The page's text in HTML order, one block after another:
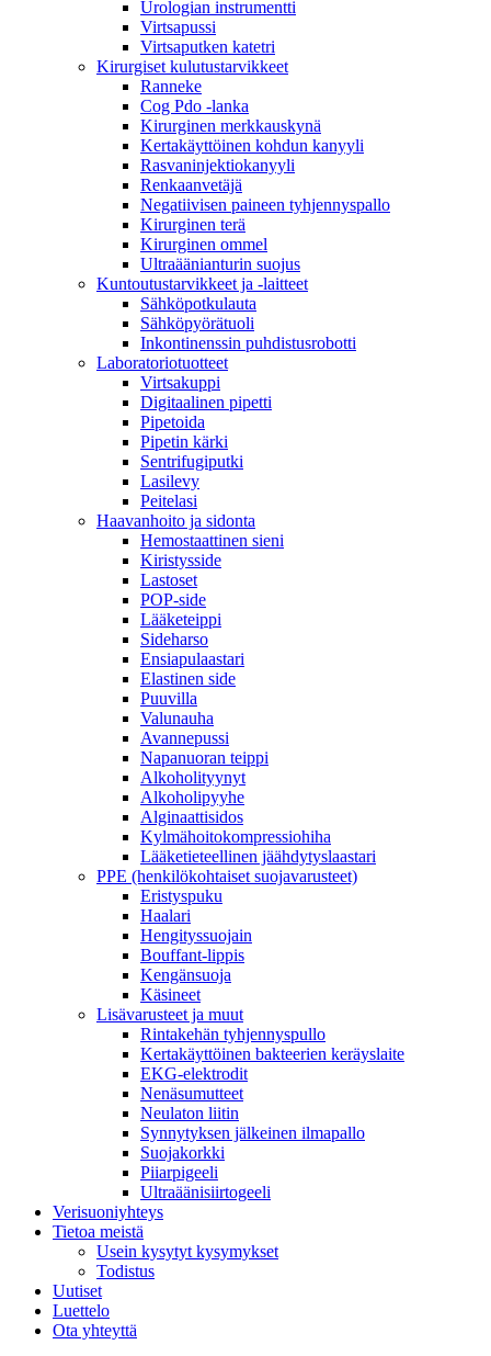
Urologian instrumentti
Virtsapussi
Virtsaputken katetri
Kirurgiset kulutustarvikkeet
Ranneke
Cog Pdo -lanka
Kirurginen merkkauskynä
Kertakäyttöinen kohdun kanyyli
Rasvaninjektiokanyyli
Renkaanvetäjä
Negatiivisen paineen tyhjennyspallo
Kirurginen terä
Kirurginen ommel
Ultraäänianturin suojus
Kuntoutustarvikkeet ja -laitteet
Sähköpotkulauta
Sähköpyörätuoli
Inkontinenssin puhdistusrobotti
Laboratoriotuotteet
Virtsakuppi
Digitaalinen pipetti
Pipetoida
Pipetin kärki
Sentrifugiputki
Lasilevy
Peitelasi
Haavanhoito ja sidonta
Hemostaattinen sieni
Kiristysside
Lastoset
POP-side
Lääketeippi
Sideharso
Ensiapulaastari
Elastinen side
Puuvilla
Valunauha
Avannepussi
Napanuoran teippi
Alkoholityynyt
Alkoholipyyhe
Alginaattisidos
Kylmähoitokompressiohiha
Lääketieteellinen jäähdytyslaastari
PPE (henkilökohtaiset suojavarusteet)
Eristyspuku
Haalari
Hengityssuojain
Bouffant-lippis
Kengänsuoja
Käsineet
Lisävarusteet ja muut
Rintakehän tyhjennyspullo
Kertakäyttöinen bakteerien keräyslaite
EKG-elektrodit
Nenäsumutteet
Neulaton liitin
Synnytyksen jälkeinen ilmapallo
Suojakorkki
Piiarpigeeli
Ultraäänisiirtogeeli
Verisuoniyhteys
Tietoa meistä
Usein kysytyt kysymykset
Todistus
Uutiset
Luettelo
Ota yhteyttä